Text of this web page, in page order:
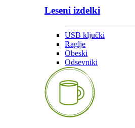
Leseni izdelki
USB ključki
Raglje
Obeski
Odsevniki